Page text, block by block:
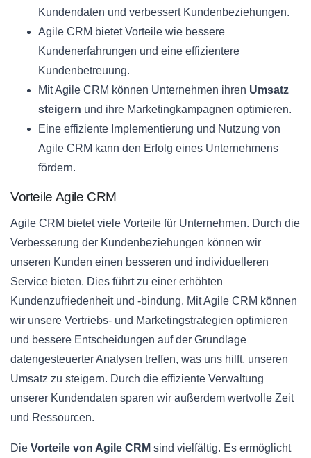
Kundendaten und verbessert Kundenbeziehungen.
Agile CRM bietet Vorteile wie bessere
Kundenerfahrungen und eine effizientere
Kundenbetreuung.
Mit Agile CRM können Unternehmen ihren Umsatz
steigern und ihre Marketingkampagnen optimieren.
Eine effiziente Implementierung und Nutzung von
Agile CRM kann den Erfolg eines Unternehmens
fördern.
Vorteile Agile CRM
Agile CRM bietet viele Vorteile für Unternehmen. Durch die
Verbesserung der Kundenbeziehungen können wir
unseren Kunden einen besseren und individuelleren
Service bieten. Dies führt zu einer erhöhten
Kundenzufriedenheit und -bindung. Mit Agile CRM können
wir unsere Vertriebs- und Marketingstrategien optimieren
und bessere Entscheidungen auf der Grundlage
datengesteuerter Analysen treffen, was uns hilft, unseren
Umsatz zu steigern. Durch die effiziente Verwaltung
unserer Kundendaten sparen wir außerdem wertvolle Zeit
und Ressourcen.
Die Vorteile von Agile CRM sind vielfältig. Es ermöglicht